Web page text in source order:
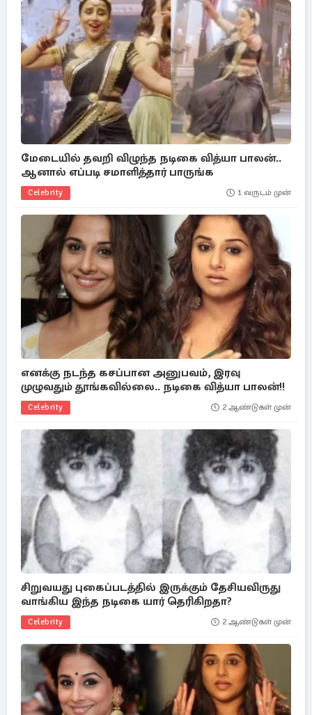
மேடையில் தவறி விழுந்த நடிகை வித்யா பாலன்..
ஆனால் எப்படி சமாளித்தார் பாருங்க
Celebrity 1 வருடம் முன்
எனக்கு நடந்த கசப்பான அனுபவம், இரவு
முழுவதும் தூங்கவில்லை.. நடிகை வித்யா பாலன்!!
Celebrity 2 ஆண்டுகள் முன்
சிறுவயது புகைப்படத்தில் இருக்கும் தேசியவிருது
வாங்கிய இந்த நடிகை யார் தெரிகிறதா?
Celebrity 2 ஆண்டுகள் முன்